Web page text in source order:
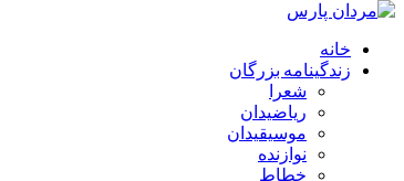
خانه
زندگینامه بزرگان
شعرا
ریاضیدان
موسیقیدان
نوازنده
خطاط